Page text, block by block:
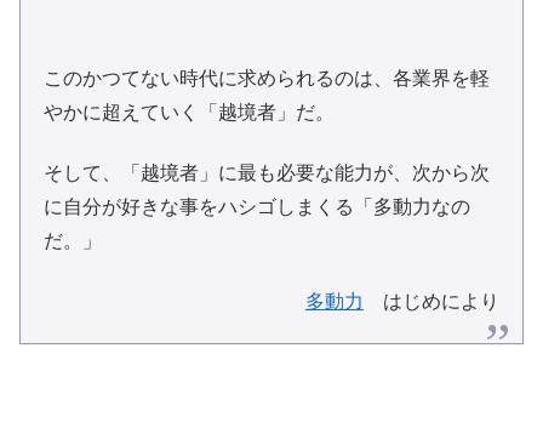
このかつてない時代に求められるのは、各業界を軽
やかに超えていく「越境者」だ。
そして、「越境者」に最も必要な能力が、次から次
に自分が好きな事をハシゴしまくる「多動力なの
だ。」
多動力 はじめにより